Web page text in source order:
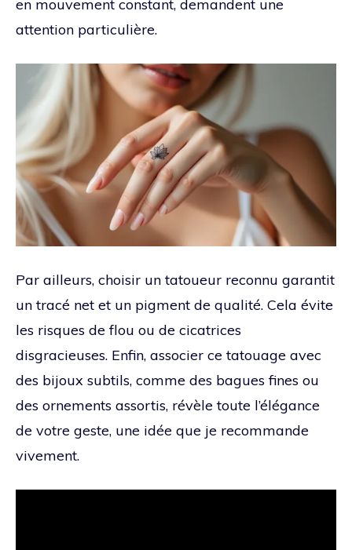
en mouvement constant, demandent une
attention particulière.
Par ailleurs, choisir un tatoueur reconnu garantit
un tracé net et un pigment de qualité. Cela évite
les risques de flou ou de cicatrices
disgracieuses. Enfin, associer ce tatouage avec
des bijoux subtils, comme des bagues fines ou
des ornements assortis, révèle toute l’élégance
de votre geste, une idée que je recommande
vivement.